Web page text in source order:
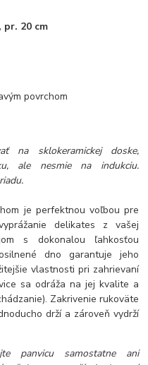
pr. 20 cm
povrchom
na sklokeramickej doske,
ale nesmie na indukciu.
je perfektnou voľbou pre
delikates z vašej
s dokonalou ľahkosťou
dno garantuje jeho
vlastnosti pri zahrievaní
sa odráža na jej kvalite a
Zakrivenie rukoväte
drží a zároveň vydrží
panvicu samostatne ani